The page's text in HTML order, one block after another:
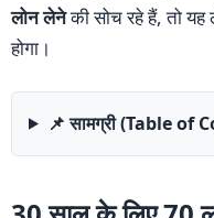
लोन लेनेकी सोच रहे हैं, तो
होगा।
📌 सामग्री (Table of